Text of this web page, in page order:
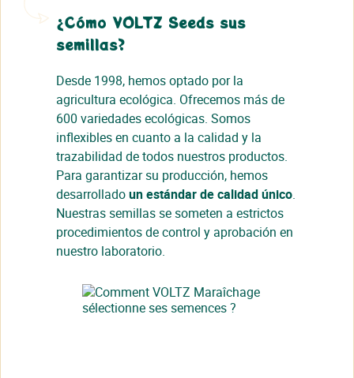
¿Cómo VOLTZ Seeds sus
semillas?
Desde 1998, hemos optado por la
agricultura ecológica. Ofrecemos más de
600 variedades ecológicas. Somos
inflexibles en cuanto a la calidad y la
trazabilidad de todos nuestros productos.
Para garantizar su producción, hemos
desarrolladoun estándar de calidad único.
Nuestras semillas se someten a estrictos
procedimientos de control y aprobación en
nuestro laboratorio.